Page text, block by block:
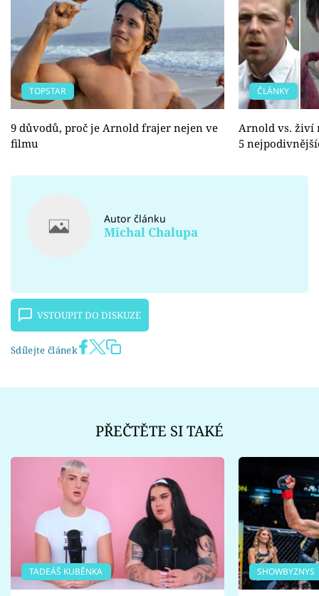
TOPSTAR
9 důvodů, proč je Arnold frajer nejen ve
filmu
ČLÁNKY
Arnold vs. živí
5
Autor článku
Michal Chalupa
VSTOUPIT DO DISKUZE
Sdílejte článek
PŘEČTĚTE SI TAKÉ
TADEÁŠ KUBĚNKA SHOWBYZNYS